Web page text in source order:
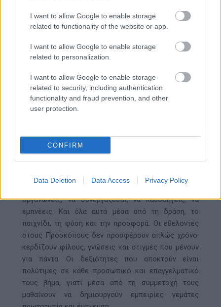
I want to allow Google to enable storage
related to functionality of the website or app.
I want to allow Google to enable storage
related to personalization.
I want to allow Google to enable storage
related to security, including authentication
functionality and fraud prevention, and other
user protection.
CONFIRM
Data Deletion Data Access Privacy Policy
«Πόσες μέρες θα άντεχες χωρίς ρεύμα;»
«Έχεις γνωρίσει φίλους που έγιναν οικογένεια;»
«Αν μπορούσες να γίνεις ο λόγος να χαμογελάσει
Μέσα από αυτά τα απλά ερωτήματα, οι φοιτητές
καλούνταν να ανακαλύψουν έναν κόσμο γεμάτο
εμπειρίες, συνεργασία, αλληλεγγύη και
μέσα από τη συμμετοχή τους.
Γιατί στον Προσκοπισμό δεν αποκτάς μόνο
οργανώνεις, να συνεργάζεσαι, να καθοδηγείς, να
εμπνέεις. Και όλα αυτά μέσα από τη δράση, το
παιχνίδι, τη φύση και την προσφορά. Οι εθελοντές
στους Προσκόπους δεν προσφέρουν απλώς χρόνο·
κερδίζουν φίλους, γνώσεις και στιγμές που μένουν
για πάντα. Οι δεξιότητες που αποκτούν είναι
πολύτιμες σε κάθε προσωπικό και επαγγελματικό
τους βήμα, γιατί μέσα από τη συμμετοχή τους
μαθαίνουν να δημιουργούν εμπειρίες γεμάτες